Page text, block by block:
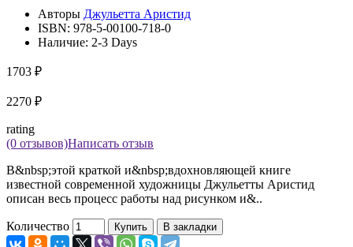
Авторы Джульетта Аристид
ISBN: 978-5-00100-718-0
Наличие: 2-3 Days
1703 ₽
2270 ₽
rating
(0 отзывов)Написать отзыв
В&nbsp;этой краткой и&nbsp;вдохновляющей книге
известной современной художницы Джульетты Аристид
описан весь процесс работы над рисунком и&..
Количество Купить В закладки